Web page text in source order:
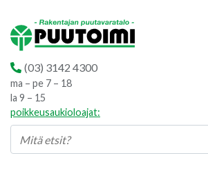
(03) 3142 4300
ma – pe 7 – 18
la 9 – 15
poikkeusaukioloajat: